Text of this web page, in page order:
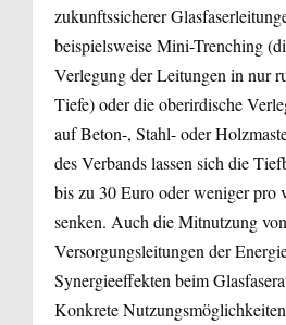
zukunftssicherer
beispielsweise Mini-Trenching
Verlegung der Leitungen in nur
Tiefe) oder die oberirdische
auf Beton-, Stahl- oder
des Verbands lassen sich die
bis zu 30 Euro oder weniger pro
senken. Auch die Mitnutzung von
Versorgungsleitungen der
Synergieeffekten beim
Konkrete